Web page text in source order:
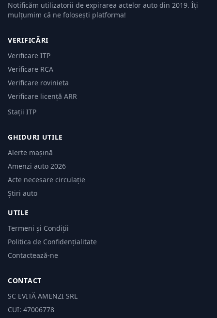
Notificăm utilizatorii de expirarea actelor auto din 2019. Îți
mulțumim că ne folosești platforma!
VERIFICĂRI
Verificare ITP
Verificare RCA
Verificare rovinieta
Verificare licență ARR
Stații ITP
GHIDURI UTILE
Alerte mașină
Amenzi auto 2026
Acte necesare circulație
Știri auto
UTILE
Termeni și Condiții
Politica de Confidențialitate
Contactează-ne
CONTACT
SC EVITĂ AMENZI SRL
CUI: 47006778